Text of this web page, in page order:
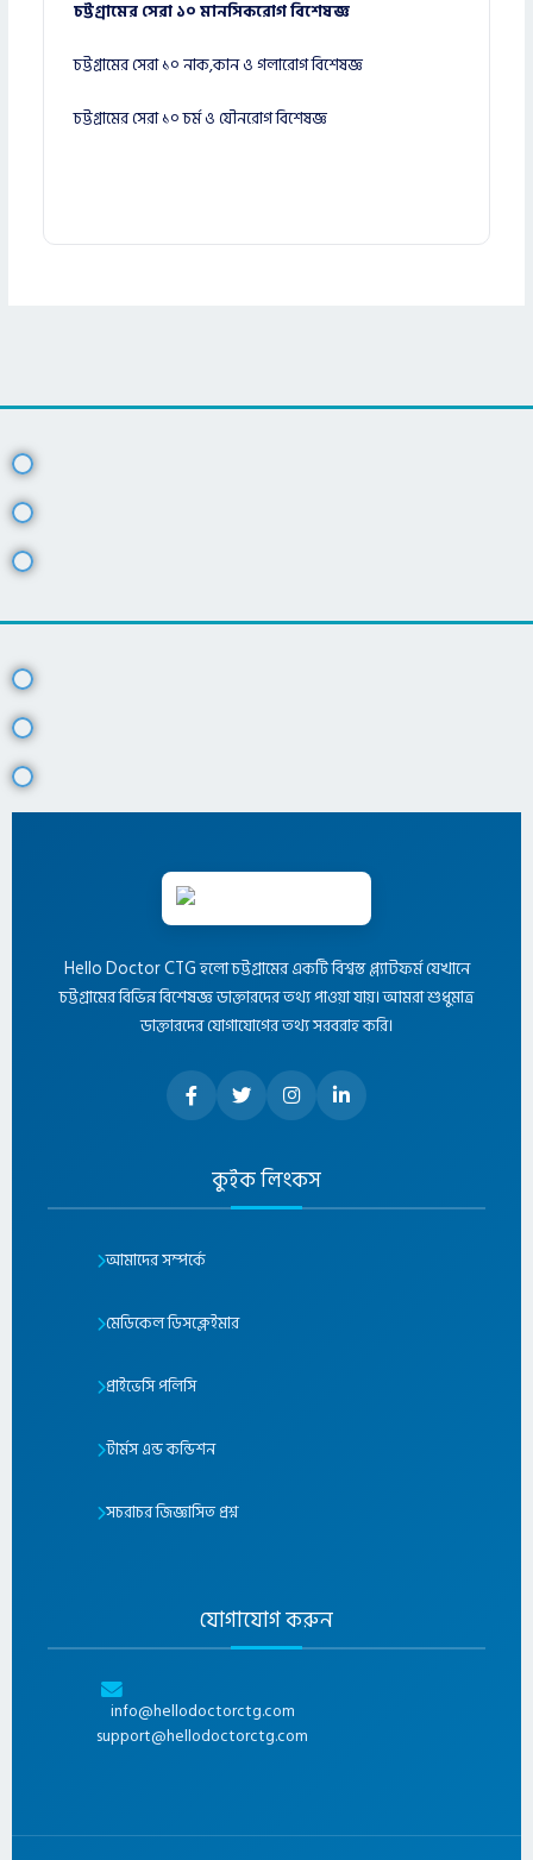
চট্টগ্রামের সেরা ১০ মানসিকরোগ বিশেষজ্ঞ
চট্টগ্রামের সেরা ১০ নাক,কান ও গলারোগ বিশেষজ্ঞ
চট্টগ্রামের সেরা ১০ চর্ম ও যৌনরোগ বিশেষজ্ঞ
Hello Doctor CTG হলো চট্টগ্রামের একটি বিশ্বস্ত প্ল্যাটফর্ম যেখানে
চট্টগ্রামের বিভিন্ন বিশেষজ্ঞ ডাক্তারদের তথ্য পাওয়া যায়। আমরা শুধুমাত্র
ডাক্তারদের যোগাযোগের তথ্য সরবরাহ করি।
কুইক লিংকস
আমাদের সম্পর্কে
মেডিকেল ডিসক্লেইমার
প্রাইভেসি পলিসি
টার্মস এন্ড কন্ডিশন
সচরাচর জিজ্ঞাসিত প্রশ্ন
যোগাযোগ করুন
info@hellodoctorctg.com
support@hellodoctorctg.com